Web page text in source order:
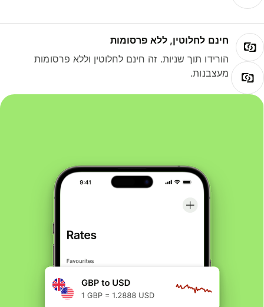
חינם לחלוטין, ללא פרסומות
הורידו תוך שניות. זה חינם לחלוטין וללא פרסומות
מעצבנות.